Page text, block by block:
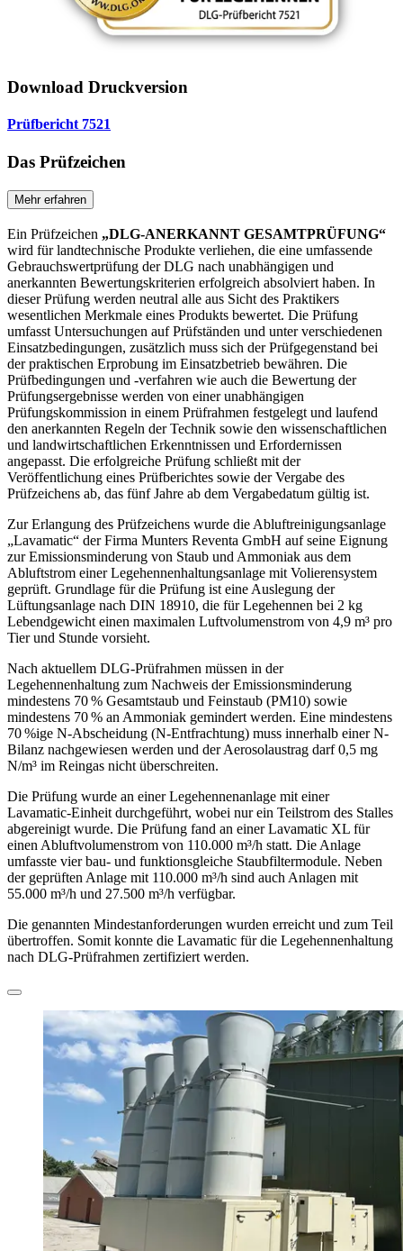
Download Druckversion
Prüfbericht 7521
Das Prüfzeichen
Mehr erfahren
Ein Prüfzeichen „DLG-ANERKANNT GESAMTPRÜFUNG“
wird für landtechnische Produkte verliehen, die eine umfassende
Gebrauchswertprüfung der DLG nach unabhängigen und
anerkannten Bewertungskriterien erfolgreich absolviert haben. In
dieser Prüfung werden neutral alle aus Sicht des Praktikers
wesentlichen Merkmale eines Produkts bewertet. Die Prüfung
umfasst Untersuchungen auf Prüfständen und unter verschiedenen
Einsatzbedingungen, zusätzlich muss sich der Prüfgegenstand bei
der praktischen Erprobung im Einsatzbetrieb bewähren. Die
Prüfbedingungen und -verfahren wie auch die Bewertung der
Prüfungsergebnisse werden von einer unabhängigen
Prüfungskommission in einem Prüfrahmen festgelegt und laufend
den anerkannten Regeln der Technik sowie den wissenschaftlichen
und landwirtschaftlichen Erkenntnissen und Erfordernissen
angepasst. Die erfolgreiche Prüfung schließt mit der
Veröffentlichung eines Prüfberichtes sowie der Vergabe des
Prüfzeichens ab, das fünf Jahre ab dem Vergabedatum gültig ist.
Zur Erlangung des Prüfzeichens wurde die Abluftreinigungsanlage
„Lavamatic“ der Firma Munters Reventa GmbH auf seine Eignung
zur Emissionsminderung von Staub und Ammoniak aus dem
Abluftstrom einer Legehennenhaltungsanlage mit Volierensystem
geprüft. Grundlage für die Prüfung ist eine Auslegung der
Lüftungsanlage nach DIN 18910, die für Legehennen bei 2 kg
Lebendgewicht einen maximalen Luftvolumenstrom von 4,9 m³ pro
Tier und Stunde vorsieht.
Nach aktuellem DLG-Prüfrahmen müssen in der
Legehennenhaltung zum Nachweis der Emissionsminderung
mindestens 70 % Gesamtstaub und Feinstaub (PM10) sowie
mindestens 70 % an Ammoniak gemindert werden. Eine mindestens
70 %ige N-Abscheidung (N-Entfrachtung) muss innerhalb einer N-
Bilanz nachgewiesen werden und der Aerosolaustrag darf 0,5 mg
N/m³ im Reingas nicht überschreiten.
Die Prüfung wurde an einer Legehennenanlage mit einer
Lavamatic-Einheit durchgeführt, wobei nur ein Teilstrom des Stalles
abgereinigt wurde. Die Prüfung fand an einer Lavamatic XL für
einen Abluftvolumenstrom von 110.000 m³/h statt. Die Anlage
umfasste vier bau- und funktionsgleiche Staubfiltermodule. Neben
der geprüften Anlage mit 110.000 m³/h sind auch Anlagen mit
55.000 m³/h und 27.500 m³/h verfügbar.
Die genannten Mindestanforderungen wurden erreicht und zum Teil
übertroffen. Somit konnte die Lavamatic für die Legehennenhaltung
nach DLG-Prüfrahmen zertifiziert werden.